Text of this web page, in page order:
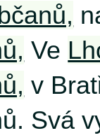
Ve
v
Svá